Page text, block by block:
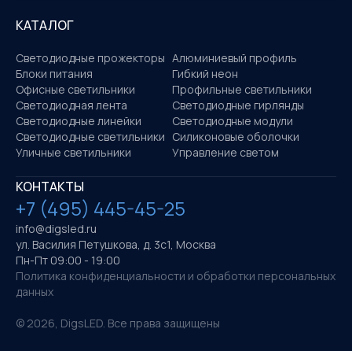
КАТАЛОГ
Светодиодные прожекторы Алюминиевый профиль
Блоки питания
Гибкий неон
Офисные светильники
Профильные светильники
Светодиодная лента
Светодиодные гирлянды
Светодиодные линейки
Светодиодные модули
Светодиодные светильники Силиконовые оболочки
Уличные светильники
Управление светом
КОНТАКТЫ
+7 (495) 445-45-25
info@digsled.ru
ул. Василия Петушкова, д. 3с1, Москва
Пн-Пт 09:00 - 19:00
Политика конфиденциальности и обработки персональных
данных
© 2026, DigsLED. Все права защищены